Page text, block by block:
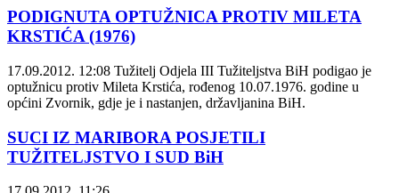
PODIGNUTA OPTUŽNICA PROTIV MILETA
KRSTIĆA (1976)
17.09.2012. 12:08 Tužitelj Odjela III Tužiteljstva BiH podigao je
optužnicu protiv Mileta Krstića, rođenog 10.07.1976. godine u
općini Zvornik, gdje je i nastanjen, državljanina BiH.
SUCI IZ MARIBORA POSJETILI
TUŽITELJSTVO I SUD BiH